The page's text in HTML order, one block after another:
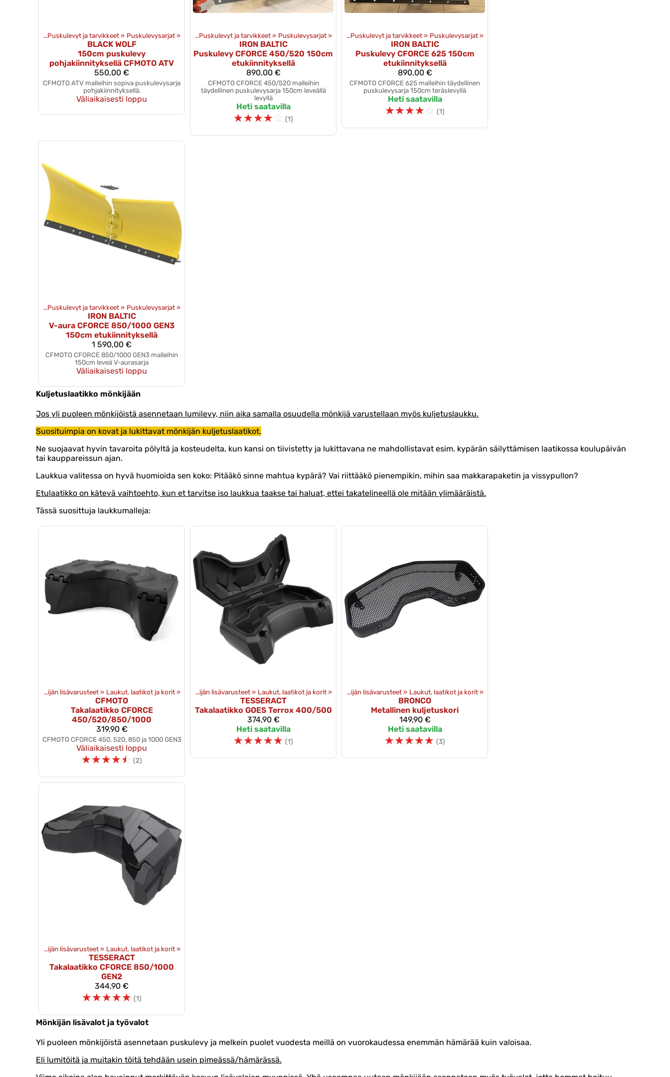
‪» Puskulevyt ja tarvikkeet ‪» Puskulevysarjat ‪»
BLACK WOLF
150cm puskulevy
pohjakiinnityksellä CFMOTO ATV
550,00 €
CFMOTO ATV malleihin sopiva puskulevysarja
pohjakiinnityksellä.
Väliaikaisesti loppu
Tuotteet ‪» Lisävarusteet ‪» Mönkijän lisävarusteet ‪» Puskulevyt ja tarvikkeet ‪» Puskulevysarjat ‪»
IRON BALTIC
Puskulevy CFORCE 450/520 150cm
etukiinnityksellä
890,00 €
CFMOTO CFORCE 450/520 malleihin
täydellinen puskulevysarja 150cm leveällä
levyllä
Heti saatavilla
☆☆☆☆☆ (1)
Tuotteet ‪» Lisävarusteet ‪» Mönkijän lisävarusteet ‪» Puskulevyt ja tarvikkeet ‪» Puskulevysarjat ‪»
IRON BALTIC
Puskulevy CFORCE 625 150cm
etukiinnityksellä
890,00 €
CFMOTO CFORCE 625 malleihin täydellinen
puskulevysarja 150cm teräslevyllä
Heti saatavilla
☆☆☆☆☆ (1)
‪» Puskulevyt ja tarvikkeet ‪» Puskulevysarjat ‪»
IRON BALTIC
V-aura CFORCE 850/1000 GEN3
150cm etukiinnityksellä
1 590,00 €
CFMOTO CFORCE 850/1000 GEN3 malleihin
150cm leveä V-aurasarja
Väliaikaisesti loppu
Kuljetuslaatikko mönkijään
Jos yli puoleen mönkijöistä asennetaan lumilevy, niin aika samalla osuudella mönkijä varustellaan myös kuljetuslaukku.
Suosituimpia on kovat ja lukittavat mönkijän kuljetuslaatikot.
Ne suojaavat hyvin tavaroita pölyltä ja kosteudelta, kun kansi on tiivistetty ja lukittavana ne mahdollistavat esim. kypärän säilyttämisen laatikossa koulupäivän
tai kauppareissun ajan.
Laukkua valitessa on hyvä huomioida sen koko: Pitääkö sinne mahtua kypärä? Vai riittääkö pienempikin, mihin saa makkarapaketin ja vissypullon?
Etulaatikko on kätevä vaihtoehto, kun et tarvitse iso laukkua taakse tai haluat, ettei takatelineellä ole mitään ylimääräistä.
Tässä suosittuja laukkumalleja:
Mönkijän lisävarusteet ‪» Laukut, laatikot ja korit ‪»
CFMOTO
Takalaatikko CFORCE
450/520/850/1000
319,90 €
CFMOTO CFORCE 450, 520, 850 ja 1000 GEN3
Väliaikaisesti loppu
☆☆☆☆☆ (2)
Tuotteet ‪» Lisävarusteet ‪» Mönkijän lisävarusteet ‪» Laukut, laatikot ja korit ‪»
TESSERACT
Takalaatikko GOES Terrox 400/500
374,90 €
Heti saatavilla
☆☆☆☆☆ (1)
Tuotteet ‪» Lisävarusteet ‪» Mönkijän lisävarusteet ‪» Laukut, laatikot ja korit ‪»
BRONCO
Metallinen kuljetuskori
149,90 €
Heti saatavilla
☆☆☆☆☆ (3)
Mönkijän lisävarusteet ‪» Laukut, laatikot ja korit ‪»
TESSERACT
Takalaatikko CFORCE 850/1000
GEN2
344,90 €
☆☆☆☆☆ (1)
Mönkijän lisävalot ja työvalot
Yli puoleen mönkijöistä asennetaan puskulevy ja melkein puolet vuodesta meillä on vuorokaudessa enemmän hämärää kuin valoisaa.
Eli lumitöitä ja muitakin töitä tehdään usein pimeässä/hämärässä.